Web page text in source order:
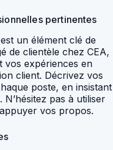
pertinentes
un élément clé de
de clientèle chez CEA,
vos expériences en
client. Décrivez vos
poste, en insistant
pas à utiliser
vos propos.